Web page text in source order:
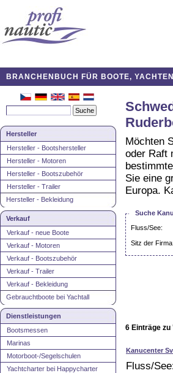
BRANCHENBUCH FÜR BOOTE,
Hersteller
Hersteller - Bootshersteller
Hersteller - Motoren
Hersteller - Bootszubehör
Hersteller - Trailer
Hersteller - Bekleidung
Verkauf
Verkauf - neue Boote
Verkauf - Motoren
Verkauf - Bootszubehör
Verkauf - Trailer
Verkauf - Bekleidung
Gebrauchtboote bei Yachtall
Dienstleistungen
Bootsmessen
Marinas
Motorboot-/Segelschulen
Yachtcharter bei Happycharter
Möchten
oder Raft
Sie eine
Europa.
Suche
Fluss/See:
Sitz der Firma:
6 Einträge
Kanucenter
Fluss/